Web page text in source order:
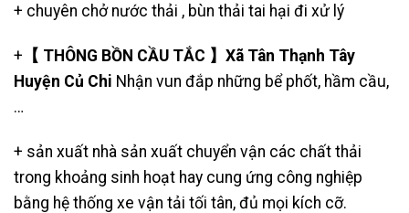
+ chuyên chở nước thải , bùn thải tai hại đi xử lý
+ 【 THÔNG BỒN CẦU TẮC 】Xã Tân Thạnh Tây
Huyện Củ Chi Nhận vun đắp những bể phốt, hầm cầu,
…
+ sản xuất nhà sản xuất chuyển vận các chất thải
trong khoảng sinh hoạt hay cung ứng công nghiệp
bằng hệ thống xe vận tải tối tân, đủ mọi kích cỡ.